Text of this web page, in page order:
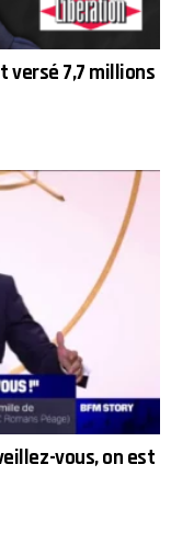
versé 7,7 millions
vous, on est